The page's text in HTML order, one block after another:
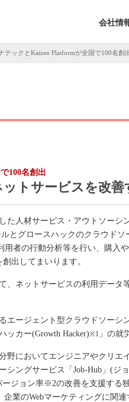
会社情
テックとKaizen Platformが全国で100名
100名創出
トサービスを改善
た人材サービス・アウトソー
とグロースハックのクラウド
用者の行動分析等を行い、購
出してまいります。
、ネットサービスの利用デー
エージェント型クラウドソーシ
ッカー(Growth Hacker)※1 」の就
野においてエンジニアやクリ
ングサービス「Job-Hub」(ジョ
ージョン率※2の改善を支援す
業のWebマーケティングに関